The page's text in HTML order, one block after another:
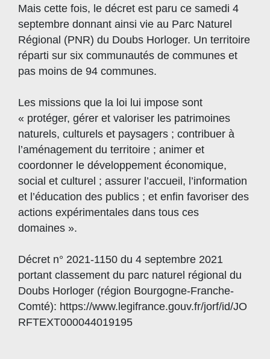
Mais cette fois, le décret est paru ce samedi 4
septembre donnant ainsi vie au Parc Naturel
Régional (PNR) du Doubs Horloger. Un territoire
réparti sur six communautés de communes et
pas moins de 94 communes.
Les missions que la loi lui impose sont
« protéger, gérer et valoriser les patrimoines
naturels, culturels et paysagers ; contribuer à
l’aménagement du territoire ; animer et
coordonner le développement économique,
social et culturel ; assurer l’accueil, l’information
et l’éducation des publics ; et enfin favoriser des
actions expérimentales dans tous ces
domaines ».
Décret n° 2021-1150 du 4 septembre 2021
portant classement du parc naturel régional du
Doubs Horloger (région Bourgogne-Franche-
Comté): https://www.legifrance.gouv.fr/jorf/id/JO
RFTEXT000044019195